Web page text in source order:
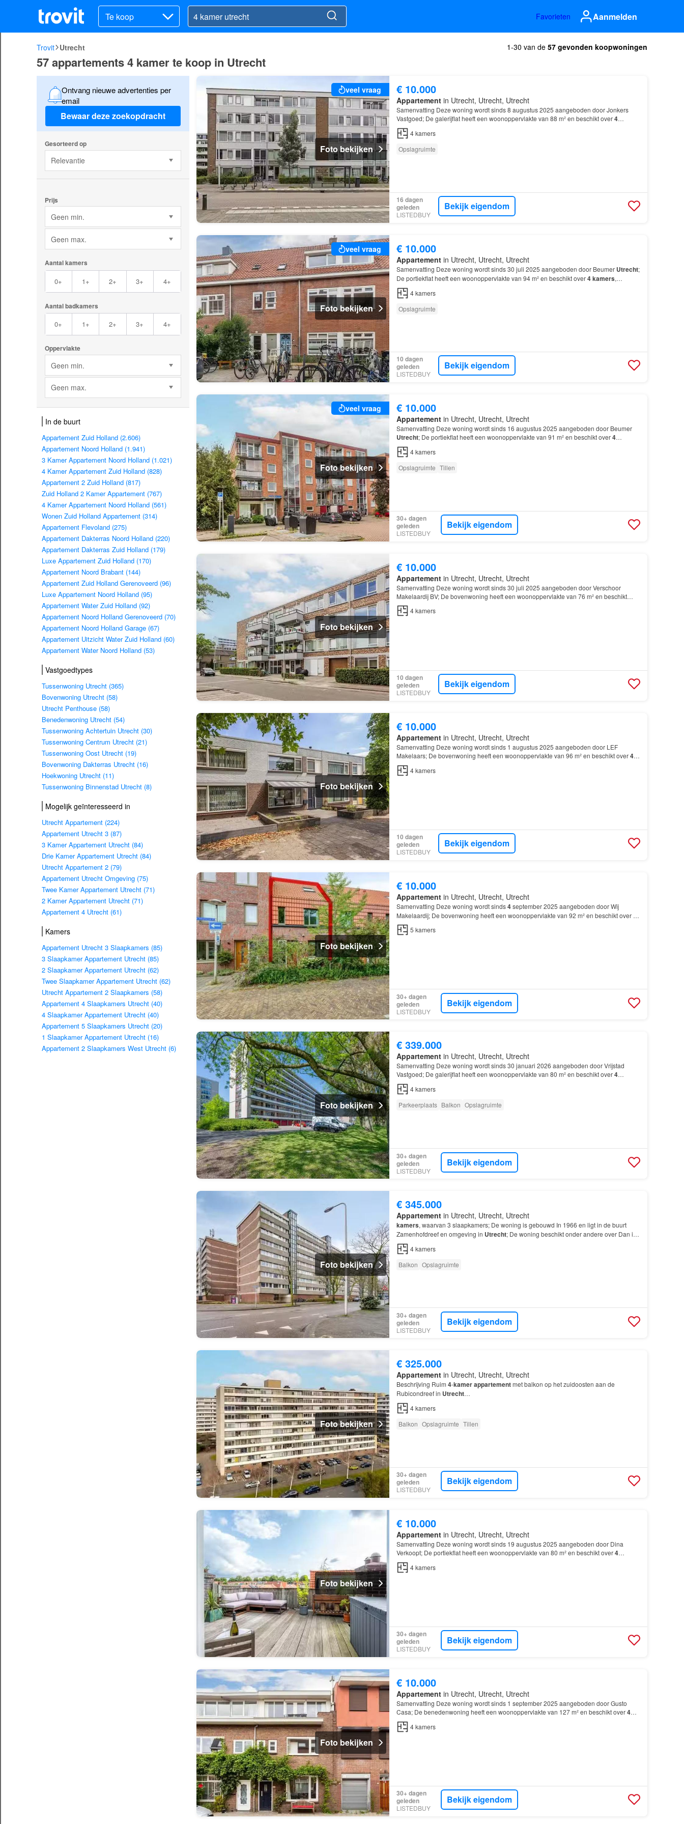
Te koop Favorieten Aanmelden
Trovit Utrecht 1-30 van de 57 gevonden koopwoningen
57 appartements 4 kamer te koop in Utrecht
Ontvang nieuwe advertenties per
email
Bewaar deze zoekopdracht
Gesorteerd op
Relevantie
Prijs
Geen min.
Geen max.
Aantal kamers
0+ 1+ 2+ 3+ 4+
Aantal badkamers
0+ 1+ 2+ 3+ 4+
Oppervlakte
Geen min.
Geen max.
In de buurt
Appartement Zuid Holland (2.606)
Appartement Noord Holland (1.941)
3 Kamer Appartement Noord Holland (1.021)
4 Kamer Appartement Zuid Holland (828)
Appartement 2 Zuid Holland (817)
Zuid Holland 2 Kamer Appartement (767)
4 Kamer Appartement Noord Holland (561)
Wonen Zuid Holland Appartement (314)
Appartement Flevoland (275)
Appartement Dakterras Noord Holland (220)
Appartement Dakterras Zuid Holland (179)
Luxe Appartement Zuid Holland (170)
Appartement Noord Brabant (144)
Appartement Zuid Holland Gerenoveerd (96)
Luxe Appartement Noord Holland (95)
Appartement Water Zuid Holland (92)
Appartement Noord Holland Gerenoveerd (70)
Appartement Noord Holland Garage (67)
Appartement Uitzicht Water Zuid Holland (60)
Appartement Water Noord Holland (53)
Vastgoedtypes
Tussenwoning Utrecht (365)
Bovenwoning Utrecht (58)
Utrecht Penthouse (58)
Benedenwoning Utrecht (54)
Tussenwoning Achtertuin Utrecht (30)
Tussenwoning Centrum Utrecht (21)
Tussenwoning Oost Utrecht (19)
Bovenwoning Dakterras Utrecht (16)
Hoekwoning Utrecht (11)
Tussenwoning Binnenstad Utrecht (8)
Mogelijk geïnteresseerd in
Utrecht Appartement (224)
Appartement Utrecht 3 (87)
3 Kamer Appartement Utrecht (84)
Drie Kamer Appartement Utrecht (84)
Utrecht Appartement 2 (79)
Appartement Utrecht Omgeving (75)
Twee Kamer Appartement Utrecht (71)
2 Kamer Appartement Utrecht (71)
Appartement 4 Utrecht (61)
Kamers
Appartement Utrecht 3 Slaapkamers (85)
3 Slaapkamer Appartement Utrecht (85)
2 Slaapkamer Appartement Utrecht (62)
Twee Slaapkamer Appartement Utrecht (62)
Utrecht Appartement 2 Slaapkamers (58)
Appartement 4 Slaapkamers Utrecht (40)
4 Slaapkamer Appartement Utrecht (40)
Appartement 5 Slaapkamers Utrecht (20)
1 Slaapkamer Appartement Utrecht (16)
Appartement 2 Slaapkamers West Utrecht (6)
veel vraag
Foto bekijken
€ 10.000
Appartementin Utrecht, Utrecht, Utrecht
Samenvatting Deze woning wordt sinds 8 augustus 2025 aangeboden door Jonkers
Vastgoed; De galerijflat heeft een woonoppervlakte van 88 m² en beschikt over4
kamers
4kamers
Opslagruimte
16 dagen
geleden
LISTEDBUY
Bekijk eigendom
veel vraag
Foto bekijken
€ 10.000
Appartementin Utrecht, Utrecht, Utrecht
Samenvatting Deze woning wordt sinds 30 juli 2025 aangeboden door Beumer Utrecht;
De portiekflat heeft een woonoppervlakte van 94 m² en beschikt over4kamers,
waarvan 3 slaapkamers; De woning is gebouwd In 1968 en ligt in de…
4kamers
Opslagruimte
10 dagen
geleden
LISTEDBUY
Bekijk eigendom
veel vraag
Foto bekijken
€ 10.000
Appartementin Utrecht, Utrecht, Utrecht
Samenvatting Deze woning wordt sinds 16 augustus 2025 aangeboden door Beumer
Utrecht; De portiekflat heeft een woonoppervlakte van 91 m² en beschikt over4
kamers
4kamers
Opslagruimte Tillen
30+ dagen
geleden
LISTEDBUY
Bekijk eigendom
Foto bekijken
€ 10.000
Appartementin Utrecht, Utrecht, Utrecht
Samenvatting Deze woning wordt sinds 30 juli 2025 aangeboden door Verschoor
Makelaardij BV; De bovenwoning heeft een woonoppervlakte van 76 m² en beschikt
over
4kamers
10 dagen
geleden
LISTEDBUY
Bekijk eigendom
Foto bekijken
€ 10.000
Appartementin Utrecht, Utrecht, Utrecht
Samenvatting Deze woning wordt sinds 1 augustus 2025 aangeboden door LEF
Makelaars; De bovenwoning heeft een woonoppervlakte van 96 m² en beschikt over4
kamers
4kamers
10 dagen
geleden
LISTEDBUY
Bekijk eigendom
Foto bekijken
€ 10.000
Appartementin Utrecht, Utrecht, Utrecht
Samenvatting Deze woning wordt sinds4september 2025 aangeboden door Wij
Makelaardij; De bovenwoning heeft een woonoppervlakte van 92 m² en beschikt over 5
kamers
5 kamers
30+ dagen
geleden
LISTEDBUY
Bekijk eigendom
Foto bekijken
€ 339.000
Appartementin Utrecht, Utrecht, Utrecht
Samenvatting Deze woning wordt sinds 30 januari 2026 aangeboden door Vrijstad
Vastgoed; De galerijflat heeft een woonoppervlakte van 80 m² en beschikt over4
kamers
4kamers
Parkeerplaats Balkon Opslagruimte
30+ dagen
geleden
LISTEDBUY
Bekijk eigendom
Foto bekijken
€ 345.000
Appartementin Utrecht, Utrecht, Utrecht
kamers, waarvan 3 slaapkamers; De woning is gebouwd In 1966 en ligt in de buurt
Zamenhofdreef en omgeving in Utrecht; De woning beschikt onder andere over Dan is
ditappartement
4kamers
Balkon Opslagruimte
30+ dagen
geleden
LISTEDBUY
Bekijk eigendom
Foto bekijken
€ 325.000
Appartementin Utrecht, Utrecht, Utrecht
Beschrijving Ruim 4-kamerappartementmet balkon op het zuidoosten aan de
Rubicondreef in Utrecht…
4kamers
Balkon Opslagruimte Tillen
30+ dagen
geleden
LISTEDBUY
Bekijk eigendom
Foto bekijken
€ 10.000
Appartementin Utrecht, Utrecht, Utrecht
Samenvatting Deze woning wordt sinds 19 augustus 2025 aangeboden door Dina
Verkoopt; De portiekflat heeft een woonoppervlakte van 80 m² en beschikt over4
kamers
4kamers
30+ dagen
geleden
LISTEDBUY
Bekijk eigendom
Foto bekijken
€ 10.000
Appartementin Utrecht, Utrecht, Utrecht
Samenvatting Deze woning wordt sinds 1 september 2025 aangeboden door Gusto
Casa; De benedenwoning heeft een woonoppervlakte van 127 m² en beschikt over4
kamers
4kamers
30+ dagen
geleden
LISTEDBUY
Bekijk eigendom